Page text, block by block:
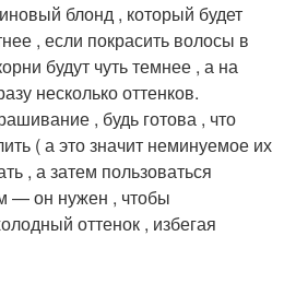
блонд , который будет
, если покрасить волосы в
будут чуть темнее , а на
несколько оттенков.
, будь готова , что
( а это значит неминуемое их
, а затем пользоваться
— он нужен , чтобы
оттенок , избегая